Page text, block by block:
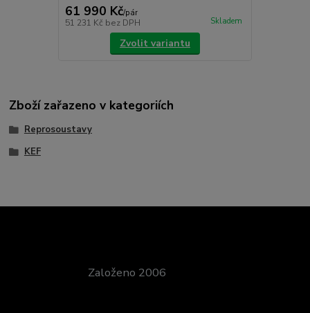
61 990 Kč/pár
51 231 Kč bez DPH Skladem
Zvolit variantu
Zboží zařazeno v kategoriích
Reprosoustavy
KEF
Založeno 2006